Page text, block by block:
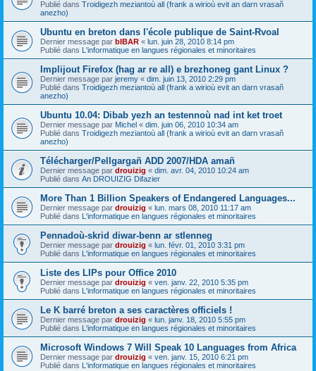
Publié dans Troidigezh meziantoù all (frank a wirioù evit an darn vrasañ
anezho)
Ubuntu en breton dans l'école publique de Saint-Rvoal
Dernier message par bIBAR « lun. juin 28, 2010 8:14 pm
Publié dans L'informatique en langues régionales et minoritaires
Implijout Firefox (hag ar re all) e brezhoneg gant Linux ?
Dernier message par jeremy « dim. juin 13, 2010 2:29 pm
Publié dans Troidigezh meziantoù all (frank a wirioù evit an darn vrasañ
anezho)
Ubuntu 10.04: Dibab yezh an testennoù nad int ket troet
Dernier message par Michel « dim. juin 06, 2010 10:34 am
Publié dans Troidigezh meziantoù all (frank a wirioù evit an darn vrasañ
anezho)
Télécharger/Pellgargañ ADD 2007/HDA amañ
Dernier message par drouizig « dim. avr. 04, 2010 10:24 am
Publié dans An DROUIZIG Difazier
More Than 1 Billion Speakers of Endangered Languages...
Dernier message par drouizig « lun. mars 08, 2010 11:17 am
Publié dans L'informatique en langues régionales et minoritaires
Pennadoù-skrid diwar-benn ar stlenneg
Dernier message par drouizig « lun. févr. 01, 2010 3:31 pm
Publié dans L'informatique en langues régionales et minoritaires
Liste des LIPs pour Office 2010
Dernier message par drouizig « ven. janv. 22, 2010 5:35 pm
Publié dans L'informatique en langues régionales et minoritaires
Le K barré breton a ses caractères officiels !
Dernier message par drouizig « lun. janv. 18, 2010 5:55 pm
Publié dans L'informatique en langues régionales et minoritaires
Microsoft Windows 7 Will Speak 10 Languages from Africa
Dernier message par drouizig « ven. janv. 15, 2010 6:21 pm
Publié dans L'informatique en langues régionales et minoritaires